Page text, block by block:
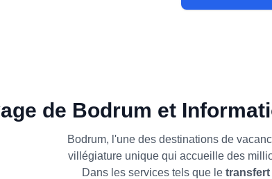
de Bodrum et
Bodrum, l'une des destinations de
villégiature unique qui accueille des
Dans les services tels que le transfert